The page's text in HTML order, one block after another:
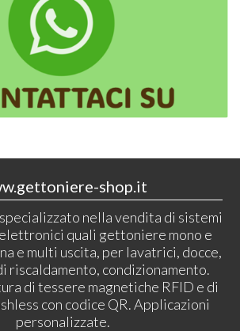
shop.it
nella vendita di sistemi
quali gettoniere mono e
e multi uscita, per lavatrici, docce,
riscaldamento, condizionamento.
di tessere magnetiche RFID e di
con codice QR. Applicazioni
personalizzate.